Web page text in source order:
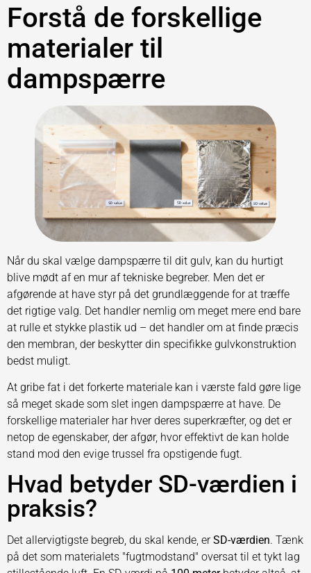
Forstå de forskellige
materialer til
dampspærre
Når du skal vælge dampspærre til dit gulv, kan du hurtigt
blive mødt af en mur af tekniske begreber. Men det er
afgørende at have styr på det grundlæggende for at træffe
det rigtige valg. Det handler nemlig om meget mere end bare
at rulle et stykke plastik ud – det handler om at finde præcis
den membran, der beskytter din specifikke gulvkonstruktion
bedst muligt.
At gribe fat i det forkerte materiale kan i værste fald gøre lige
så meget skade som slet ingen dampspærre at have. De
forskellige materialer har hver deres superkræfter, og det er
netop de egenskaber, der afgør, hvor effektivt de kan holde
stand mod den evige trussel fra opstigende fugt.
Hvad betyder SD-værdien i
praksis?
Det allervigtigste begreb, du skal kende, erSD-værdien. Tænk
på det som materialets "fugtmodstand" oversat til et tykt lag